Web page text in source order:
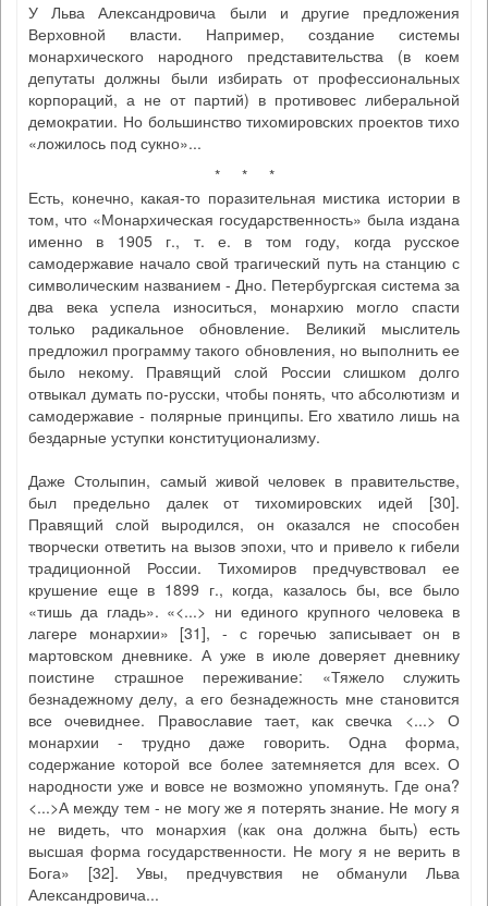
У Льва Александровича были и другие предложения
Верховной власти. Например, создание системы
монархического народного представительства (в коем
депутаты должны были избирать от профессиональных
корпораций, а не от партий) в противовес либеральной
демократии. Но большинство тихомировских проектов тихо
«ложилось под сукно»...
* * *
Есть, конечно, какая-то поразительная мистика истории в
том, что «Монархическая государственность» была издана
именно в 1905 г., т. е. в том году, когда русское
самодержавие начало свой трагический путь на станцию с
символическим названием - Дно. Петербургская система за
два века успела износиться, монархию могло спасти
только радикальное обновление. Великий мыслитель
предложил программу такого обновления, но выполнить ее
было некому. Правящий слой России слишком долго
отвыкал думать по-русски, чтобы понять, что абсолютизм и
самодержавие - полярные принципы. Его хватило лишь на
бездарные уступки конституционализму.
Даже Столыпин, самый живой человек в правительстве,
был предельно далек от тихомировских идей [30].
Правящий слой выродился, он оказался не способен
творчески ответить на вызов эпохи, что и привело к гибели
традиционной России. Тихомиров предчувствовал ее
крушение еще в 1899 г., когда, казалось бы, все было
«тишь да гладь». «<...> ни единого крупного человека в
лагере монархии» [31], - с горечью записывает он в
мартовском дневнике. А уже в июле доверяет дневнику
поистине страшное переживание: «Тяжело служить
безнадежному делу, а его безнадежность мне становится
все очевиднее. Православие тает, как свечка <...> О
монархии - трудно даже говорить. Одна форма,
содержание которой все более затемняется для всех. О
народности уже и вовсе не возможно упомянуть. Где она?
<...>А между тем - не могу же я потерять знание. Не могу я
не видеть, что монархия (как она должна быть) есть
высшая форма государственности. Не могу я не верить в
Бога» [32]. Увы, предчувствия не обманули Льва
Александровича...